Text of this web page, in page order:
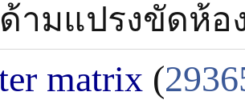
ามแปรงขัดห้อ
matrix (